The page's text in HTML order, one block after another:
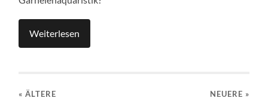
Weiterlesen
« ÄLTERE NEUERE »